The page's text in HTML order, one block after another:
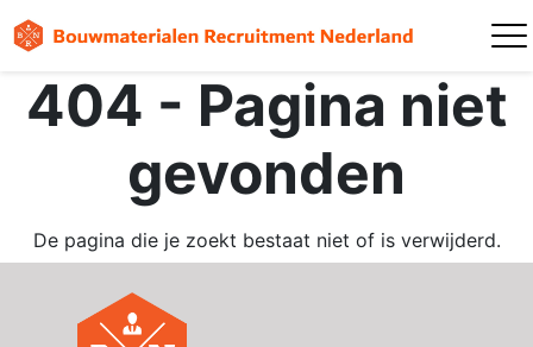
404 - Pagina niet
gevonden
De pagina die je zoekt bestaat niet of is verwijderd.